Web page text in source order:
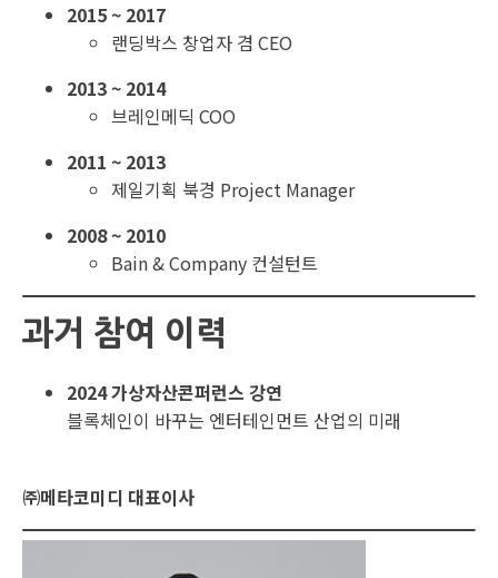
2015 ~ 2017
랜딩박스 창업자 겸 CEO
2013 ~ 2014
브레인메딕 COO
2011 ~ 2013
제일기획 북경 Project Manager
2008 ~ 2010
Bain & Company 컨설턴트
과거 참여 이력
2024 가상자산콘퍼런스 강연
블록체인이 바꾸는 엔터테인먼트 산업의 미래
㈜메타코미디 대표이사